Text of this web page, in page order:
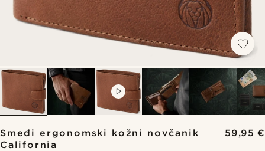
Smeđi ergonomski kožni novčanik
California
59,95 €